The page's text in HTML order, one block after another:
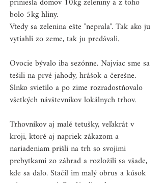
bolo 5kg hliny.
Vtedy sa zelenina ešte "neprala". Tak ako ju
vytiahli zo zeme, tak ju predávali.
Ovocie bývalo iba sezónne. Najviac sme sa
tešili na prvé jahody, hrášok a čerešne.
Slnko svietilo a po zime rozradostňovalo
všetkých návštevníkov lokálnych trhov.
Trhovníkov aj malé tetušky, veľakrát v
kroji, ktoré aj napriek zákazom a
nariadeniam prišli na trh so svojimi
prebytkami zo záhrad a rozložili sa všade,
kde sa dalo. Stačil im malý obrus a kúsok